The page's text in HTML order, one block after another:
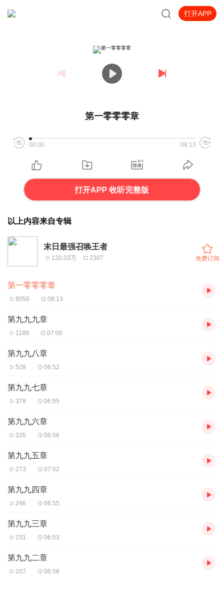
打开APP
第一零零零章
00:00 08:13
打开APP 收听完整版
以上内容来自专辑
末日最强召唤王者
120.03万 2307 免费订阅
第一零零零章
9050 08:13
第九九九章
1189 07:00
第九九八章
528 06:52
第九九七章
379 06:55
第九九六章
335 06:56
第九九五章
273 07:02
第九九四章
246 06:55
第九九三章
231 06:53
第九九二章
207 06:58